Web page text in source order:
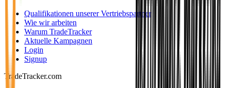
Qualifikationen unserer Vertriebspartner
Wie wir arbeiten
Warum TradeTracker
Aktuelle Kampagnen
Login
Signup
TradeTracker.com